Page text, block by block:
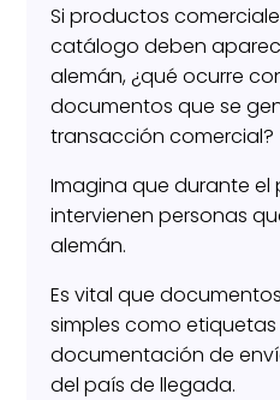
Si productos
catálogo deben
alemán, ¿qué ocurre
documentos que se
transacción comercial?
Imagina que durante
intervienen personas
alemán.
Es vital que
simples como
documentación de
del país de llegada.